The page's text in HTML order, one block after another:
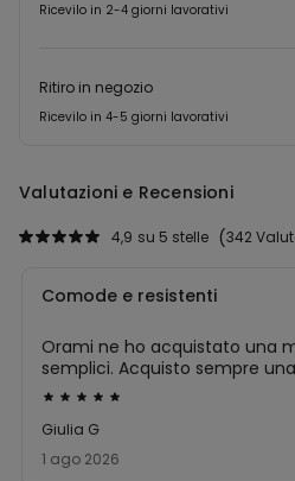
Ricevilo in 2-4 giorni lavorativi
Ritiro in negozio
Ricevilo in 4-5 giorni lavorativi
Valutazioni e Recensioni
342
4,9 su 5 stelle
Valutato
5
su
1 ago 2026
Giulia G
Comode e resistenti
Orami ne ho acquistato una
semplici. Acquisto sempre